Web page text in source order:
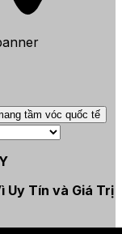
tầm vóc quốc tế
Uy Tín và Giá Trị